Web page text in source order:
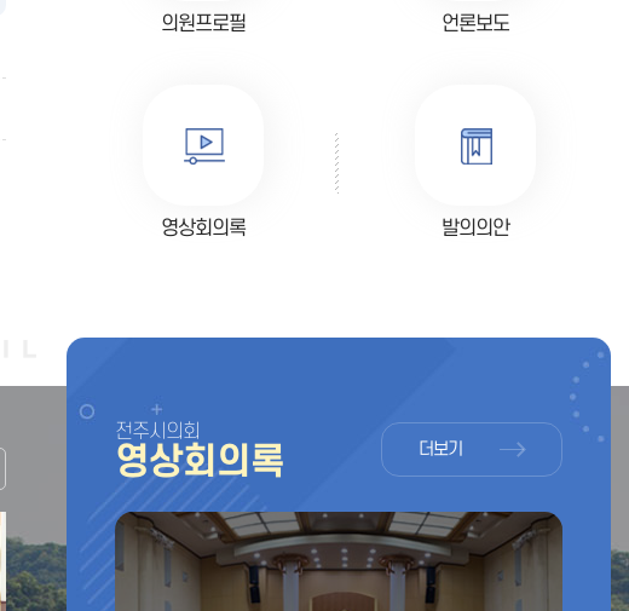
의원프로필 언론보도
영상회의록 발의의안
전주시의회
영상회의록 더보기